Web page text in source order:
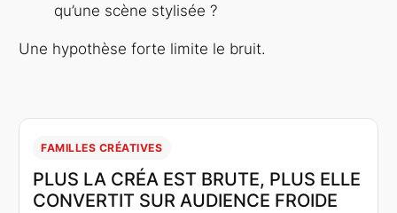
qu’une scène stylisée ?
Une hypothèse forte limite le bruit.
FAMILLES CRÉATIVES
PLUS LA CRÉA EST BRUTE, PLUS ELLE
CONVERTIT SUR AUDIENCE FROIDE